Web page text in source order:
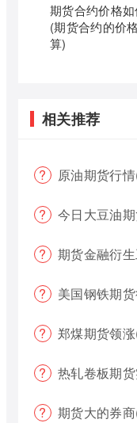
期货合约价格
(期货合约的价
算)
相关推荐
原油期货行
今日大豆油期货
期货金融衍生工具
美国钢铁期货
郑煤期货领
热轧卷板期货实
期货大的券